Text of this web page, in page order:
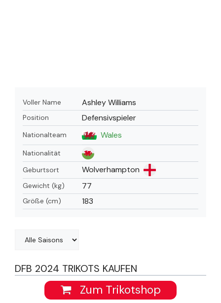
Voller Name Ashley Williams
Position Defensivspieler
Nationalteam Wales
Nationalität
Geburtsort
Wolverhampton
Gewicht (kg) 77
Größe (cm) 183
DFB 2024 TRIKOTS KAUFEN
Zum Trikotshop